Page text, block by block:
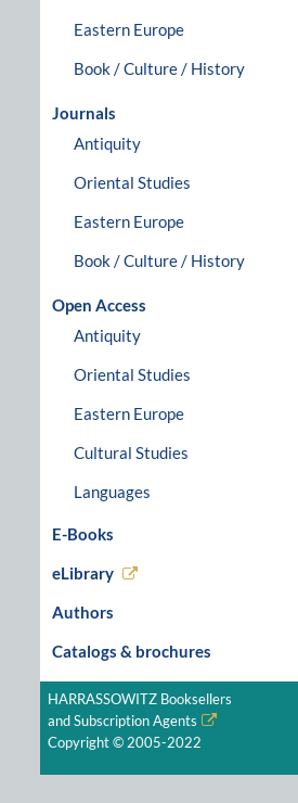
Eastern Europe
Book / Culture / History
Journals
Antiquity
Oriental Studies
Eastern Europe
Book / Culture / History
Open Access
Antiquity
Oriental Studies
Eastern Europe
Cultural Studies
Languages
E-Books
eLibrary
Authors
Catalogs & brochures
HARRASSOWITZ Booksellers
and Subscription Agents
Copyright © 2005-2022